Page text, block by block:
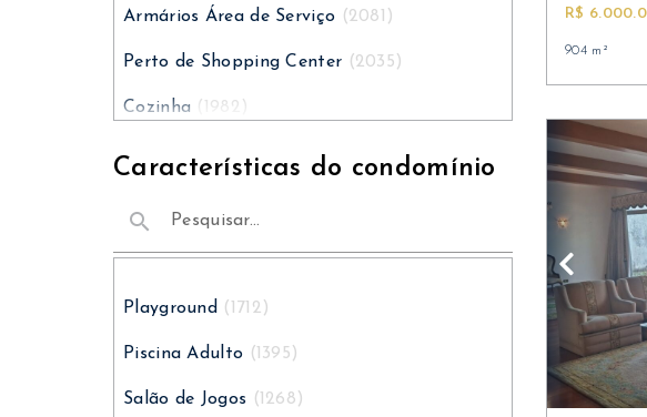
Armários Área de Serviço (2081)
Perto de Shopping Center (2035)
Cozinha (1982)
Armários Cozinha (1943)
Características do condomínio
search
Playground (1712)
Piscina Adulto (1395)
Salão de Jogos (1268)
R$
904 m²